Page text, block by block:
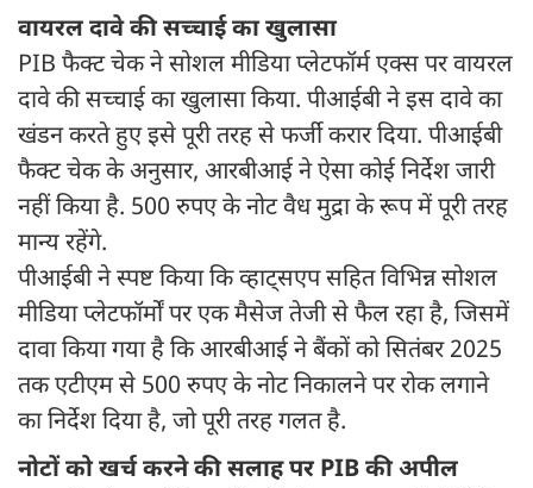
वायरल दावे की सच्चाई का खुलासा
PIB फैक्ट चेक ने सोशल मीडिया प्लेटफॉर्म एक्स पर वायरल
दावे की सच्चाई का खुलासा किया. पीआईबी ने इस दावे का
खंडन करते हुए इसे पूरी तरह से फर्जी करार दिया. पीआईबी
फैक्ट चेक के अनुसार, आरबीआई ने ऐसा कोई निर्देश जारी
नहीं किया है. 500 रुपए के नोट वैध मुद्रा के रूप में पूरी तरह
मान्य रहेंगे.
पीआईबी ने स्पष्ट किया कि व्हाट्सएप सहित विभिन्न सोशल
मीडिया प्लेटफॉर्मों पर एक मैसेज तेजी से फैल रहा है, जिसमें
दावा किया गया है कि आरबीआई ने बैंकों को सितंबर 2025
तक एटीएम से 500 रुपए के नोट निकालने पर रोक लगाने
का निर्देश दिया है, जो पूरी तरह गलत है.
नोटों को खर्च करने की सलाह पर PIB की अपील